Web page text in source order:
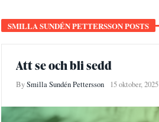
SMILLA SUNDÉN PETTERSSON POSTS
Att se och bli sedd
BySmilla Sundén Pettersson 15 oktober, 2025